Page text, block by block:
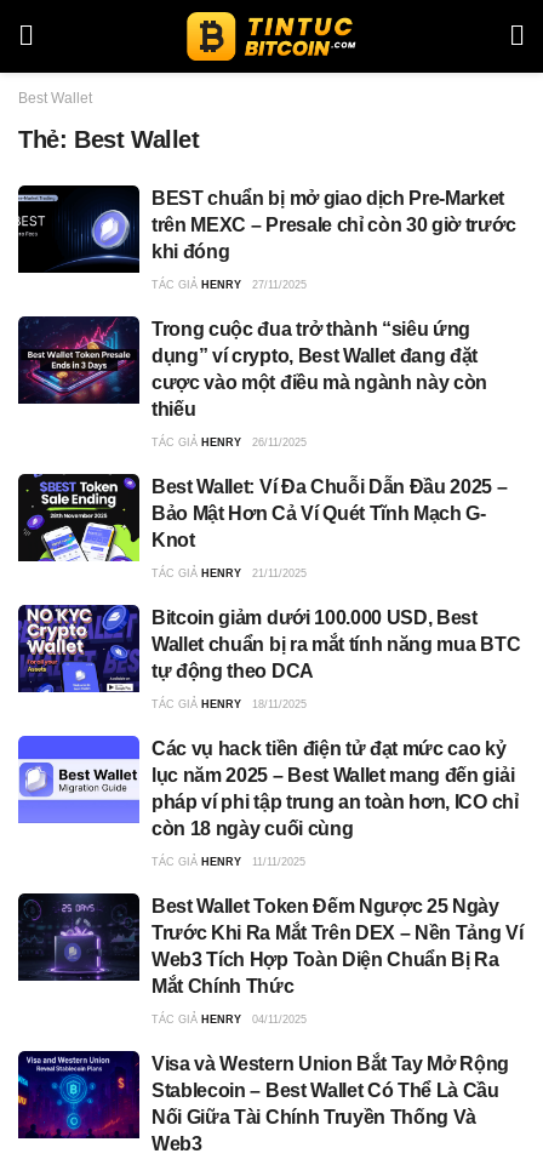
Best Wallet
Thẻ: Best Wallet
BEST chuẩn bị mở giao dịch Pre-Market
trên MEXC – Presale chỉ còn 30 giờ trước
khi đóng
TÁC GIẢ HENRY 27/11/2025
Trong cuộc đua trở thành “siêu ứng
dụng” ví crypto, Best Wallet đang đặt
cược vào một điều mà ngành này còn
thiếu
TÁC GIẢ HENRY 26/11/2025
Best Wallet: Ví Đa Chuỗi Dẫn Đầu 2025 –
Bảo Mật Hơn Cả Ví Quét Tĩnh Mạch G-
Knot
TÁC GIẢ HENRY 21/11/2025
Bitcoin giảm dưới 100.000 USD, Best
Wallet chuẩn bị ra mắt tính năng mua BTC
tự động theo DCA
TÁC GIẢ HENRY 18/11/2025
Các vụ hack tiền điện tử đạt mức cao kỷ
lục năm 2025 – Best Wallet mang đến giải
pháp ví phi tập trung an toàn hơn, ICO chỉ
còn 18 ngày cuối cùng
TÁC GIẢ HENRY 11/11/2025
Best Wallet Token Đếm Ngược 25 Ngày
Trước Khi Ra Mắt Trên DEX – Nền Tảng Ví
Web3 Tích Hợp Toàn Diện Chuẩn Bị Ra
Mắt Chính Thức
TÁC GIẢ HENRY 04/11/2025
Visa và Western Union Bắt Tay Mở Rộng
Stablecoin – Best Wallet Có Thể Là Cầu
Nối Giữa Tài Chính Truyền Thống Và
Web3